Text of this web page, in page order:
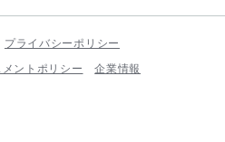
プライバシーポリシー
ントポリシー
企業情報